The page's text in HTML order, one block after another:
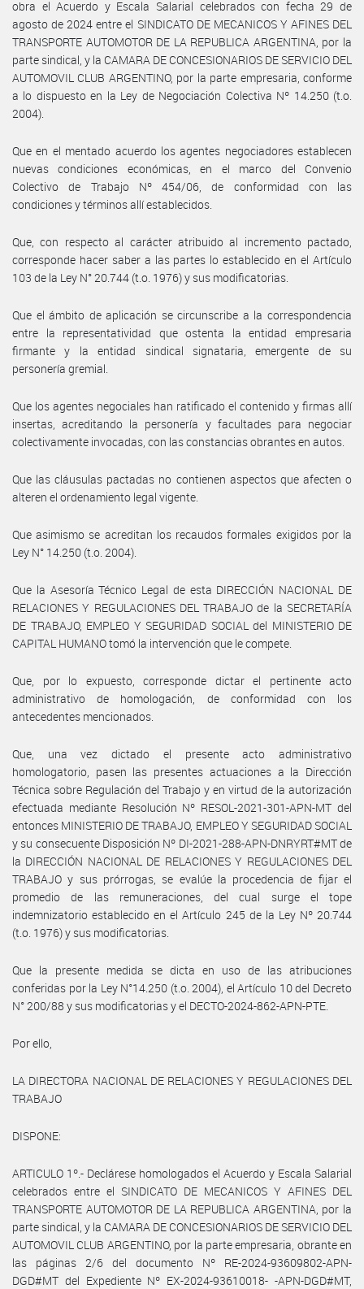
obra el Acuerdo y Escala Salarial celebrados con fecha 29 de
agosto de 2024 entre el SINDICATO DE MECANICOS Y AFINES DEL
TRANSPORTE AUTOMOTOR DE LA REPUBLICA ARGENTINA, por la
parte sindical, y la CAMARA DE CONCESIONARIOS DE SERVICIO DEL
AUTOMOVIL CLUB ARGENTINO, por la parte empresaria, conforme
a lo dispuesto en la Ley de Negociación Colectiva Nº 14.250 (t.o.
2004).
Que en el mentado acuerdo los agentes negociadores establecen
nuevas condiciones económicas, en el marco del Convenio
Colectivo de Trabajo Nº 454/06, de conformidad con las
condiciones y términos allí establecidos.
Que, con respecto al carácter atribuido al incremento pactado,
corresponde hacer saber a las partes lo establecido en el Artículo
103 de la Ley N° 20.744 (t.o. 1976) y sus modificatorias.
Que el ámbito de aplicación se circunscribe a la correspondencia
entre la representatividad que ostenta la entidad empresaria
firmante y la entidad sindical signataria, emergente de su
personería gremial.
Que los agentes negociales han ratificado el contenido y firmas allí
insertas, acreditando la personería y facultades para negociar
colectivamente invocadas, con las constancias obrantes en autos.
Que las cláusulas pactadas no contienen aspectos que afecten o
alteren el ordenamiento legal vigente.
Que asimismo se acreditan los recaudos formales exigidos por la
Ley N° 14.250 (t.o. 2004).
Que la Asesoría Técnico Legal de esta DIRECCIÓN NACIONAL DE
RELACIONES Y REGULACIONES DEL TRABAJO de la SECRETARÍA
DE TRABAJO, EMPLEO Y SEGURIDAD SOCIAL del MINISTERIO DE
CAPITAL HUMANO tomó la intervención que le compete.
Que, por lo expuesto, corresponde dictar el pertinente acto
administrativo de homologación, de conformidad con los
antecedentes mencionados.
Que, una vez dictado el presente acto administrativo
homologatorio, pasen las presentes actuaciones a la Dirección
Técnica sobre Regulación del Trabajo y en virtud de la autorización
efectuada mediante Resolución Nº RESOL-2021-301-APN-MT del
entonces MINISTERIO DE TRABAJO, EMPLEO Y SEGURIDAD SOCIAL
y su consecuente Disposición Nº DI-2021-288-APN-DNRYRT#MT de
la DIRECCIÓN NACIONAL DE RELACIONES Y REGULACIONES DEL
TRABAJO y sus prórrogas, se evalúe la procedencia de fijar el
promedio de las remuneraciones, del cual surge el tope
indemnizatorio establecido en el Artículo 245 de la Ley Nº 20.744
(t.o. 1976) y sus modificatorias.
Que la presente medida se dicta en uso de las atribuciones
conferidas por la Ley N°14.250 (t.o. 2004), el Artículo 10 del Decreto
N° 200/88 y sus modificatorias y el DECTO-2024-862-APN-PTE.
Por ello,
LA DIRECTORA NACIONAL DE RELACIONES Y REGULACIONES DEL
TRABAJO
DISPONE:
ARTICULO 1º.- Declárese homologados el Acuerdo y Escala Salarial
celebrados entre el SINDICATO DE MECANICOS Y AFINES DEL
TRANSPORTE AUTOMOTOR DE LA REPUBLICA ARGENTINA, por la
parte sindical, y la CAMARA DE CONCESIONARIOS DE SERVICIO DEL
AUTOMOVIL CLUB ARGENTINO, por la parte empresaria, obrante en
las páginas 2/6 del documento Nº RE-2024-93609802-APN-
DGD#MT del Expediente Nº EX-2024-93610018- -APN-DGD#MT,